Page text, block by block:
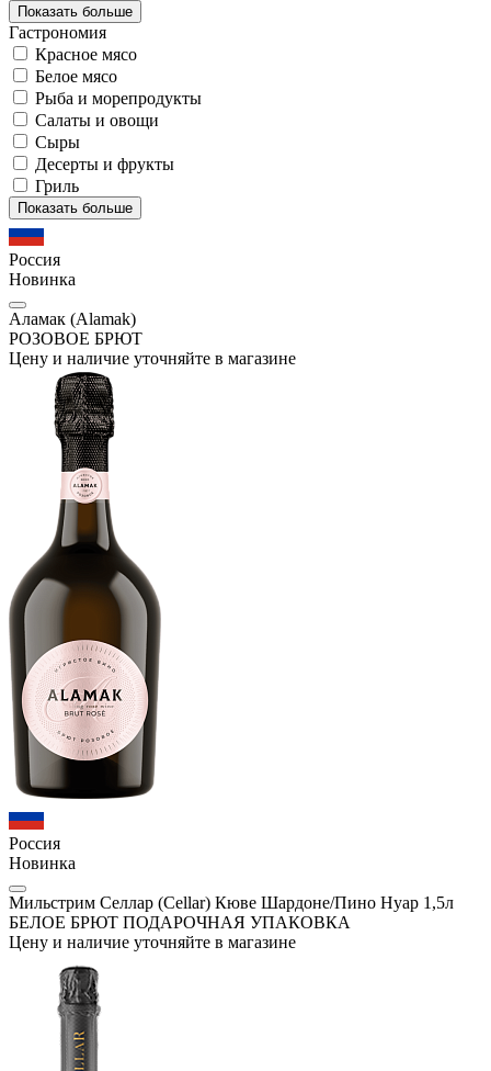
Показать больше
Гастрономия
Красное мясо
Белое мясо
Рыба и морепродукты
Салаты и овощи
Сыры
Десерты и фрукты
Гриль
Показать больше
Россия
Новинка
Аламак (Alamak)
РОЗОВОЕ БРЮТ
Цену и наличие уточняйте в магазине
Россия
Новинка
Мильстрим Селлар (Cellar) Кюве Шардоне/Пино Нуар 1,5л
БЕЛОЕ БРЮТ ПОДАРОЧНАЯ УПАКОВКА
Цену и наличие уточняйте в магазине